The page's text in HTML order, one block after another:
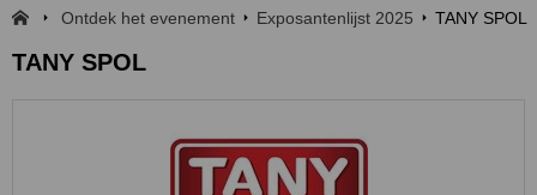
Ontdek het evenement Exposantenlijst 2025 TANY SPOL
TANY SPOL